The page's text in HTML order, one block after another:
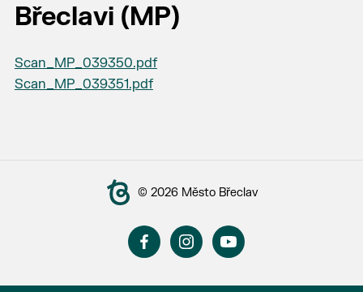
Břeclavi (MP)
Scan_MP_039350.pdf
Scan_MP_039351.pdf
© 2026 Město Břeclav